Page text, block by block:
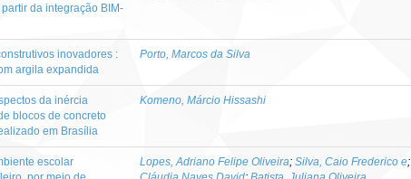
da integração BIM-
inovadores :
argila expandida
Porto, Marcos da Silva
da inércia
blocos de concreto
em Brasília
Komeno, Márcio Hissashi
escolar
Lopes, Adriano Felipe Oliveira; Silva, Caio Frederico e;